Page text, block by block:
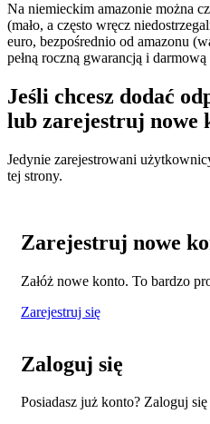
Na niemieckim amazonie można
(mało, a często wręcz
euro, bezpośrednio od amazonu
pełną roczną gwarancją i
Jeśli chcesz dodać
lub zarejestruj nowe
Jedynie zarejestrowani
tej strony.
Zarejestruj nowe
Załóż nowe konto. To bardzo
Zarejestruj się
Zaloguj się
Posiadasz już konto? Zaloguj